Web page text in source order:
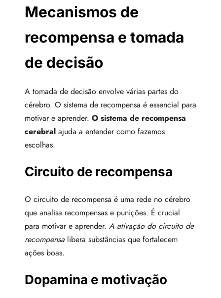
Mecanismos de
recompensa e tomada
de decisão
A tomada de decisão envolve várias partes do
cérebro. O sistema de recompensa é essencial para
motivar e aprender. O sistema de recompensa
cerebral ajuda a entender como fazemos
escolhas.
Circuito de recompensa
O circuito de recompensa é uma rede no cérebro
que analisa recompensas e punições. É crucial
para motivar e aprender. A ativação do circuito de
recompensa libera substâncias que fortalecem
ações boas.
Dopamina e motivação